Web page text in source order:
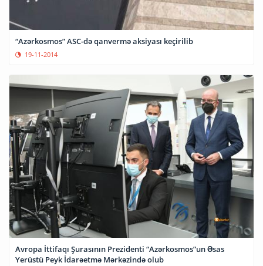
“Azərkosmos” ASC-də qanvermə aksiyası keçirilib
19-11-2014
Avropa İttifaqı Şurasının Prezidenti “Azərkosmos”un Əsas
Yerüstü Peyk İdarəetmə Mərkəzində olub